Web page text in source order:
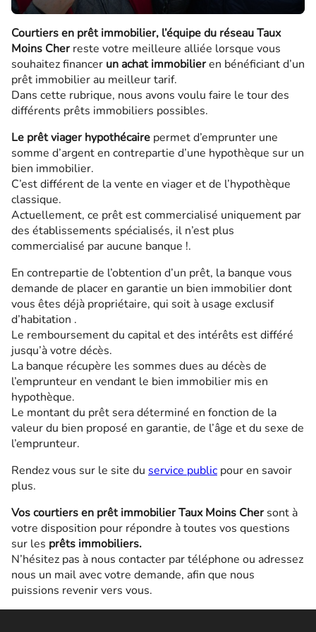
Courtiers en prêt immobilier, l’équipe du réseau Taux
Moins Cherreste votre meilleure alliée lorsque vous
souhaitez financer un achat immobilieren bénéficiant d’un
prêt immobilier au meilleur tarif.
Dans cette rubrique, nous avons voulu faire le tour des
différents prêts immobiliers possibles.
Le prêt viager hypothécaire permet d’emprunter une
somme d’argent en contrepartie d’une hypothèque sur un
bien immobilier.
C’est différent de la vente en viager et de l’hypothèque
classique.
Actuellement, ce prêt est commercialisé uniquement par
des établissements spécialisés, il n’est plus
commercialisé par aucune banque !.
En contrepartie de l’obtention d’un prêt, la banque vous
demande de placer en garantie un bien immobilier dont
vous êtes déjà propriétaire, qui soit à usage exclusif
d’habitation .
Le remboursement du capital et des intérêts est différé
jusqu’à votre décès.
La banque récupère les sommes dues au décès de
l’emprunteur en vendant le bien immobilier mis en
hypothèque.
Le montant du prêt sera déterminé en fonction de la
valeur du bien proposé en garantie, de l’âge et du sexe de
l’emprunteur.
Rendez vous sur le site du service public pour en savoir
plus.
Vos courtiers en prêt immobilier Taux Moins Chersont à
votre disposition pour répondre à toutes vos questions
sur les prêts immobiliers.
N’hésitez pas à nous contacter par téléphone ou adressez
nous un mail avec votre demande, afin que nous
puissions revenir vers vous.